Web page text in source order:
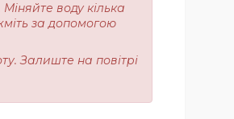
воду кілька
за допомогою
Залиште на повітрі